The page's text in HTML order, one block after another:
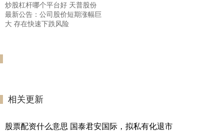
炒股杠杆哪个平台好 天普股份
最新公告：公司股价短期涨幅巨
大 存在快速下跌风险
相关更新
股票配资什么意思 国泰君安国际，拟私有化退市